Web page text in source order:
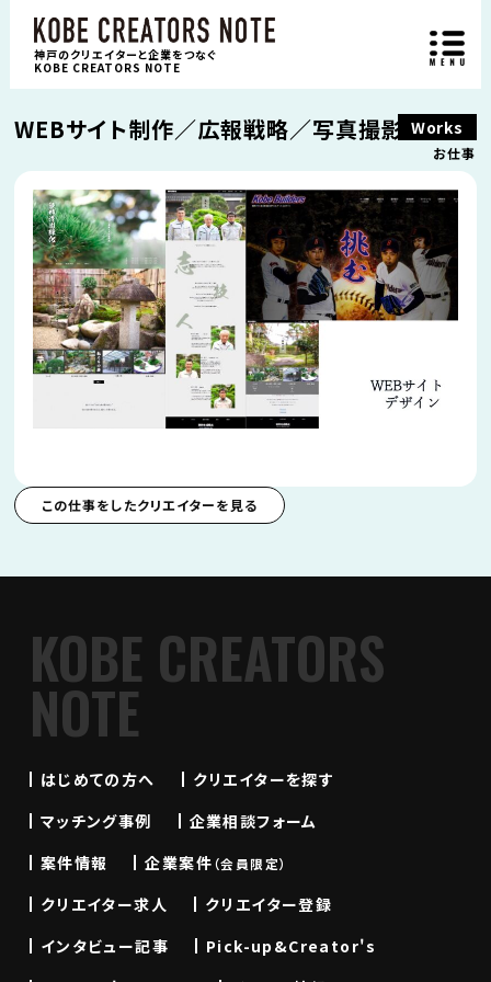
神戸のクリエイターと企業をつなぐ
KOBE CREATORS NOTE
Works
お仕事
WEBサイト制作／広報戦略／写真撮影／動画
この仕事をしたクリエイターを見る
KOBE CREATORS
NOTE
はじめての方へ
クリエイターを探す
マッチング事例
企業相談フォーム
案件情報
企業案件（会員限定）
クリエイター求人
クリエイター登録
インタビュー記事
Pick-up&Creator's